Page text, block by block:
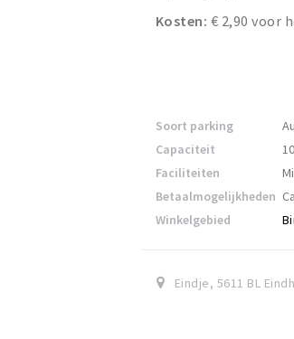
Kosten: € 2,90 voor
Soort parking
Capaciteit
Faciliteiten
Betaalmogelijkheden
Winkelgebied
Eindje, 5611 BL